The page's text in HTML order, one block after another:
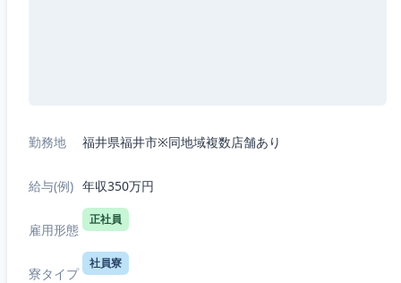
勤務地 福井県福井市※同地域複数店舗あり
給与(例) 年収350万円
雇用形態
正社員
寮タイプ
社員寮